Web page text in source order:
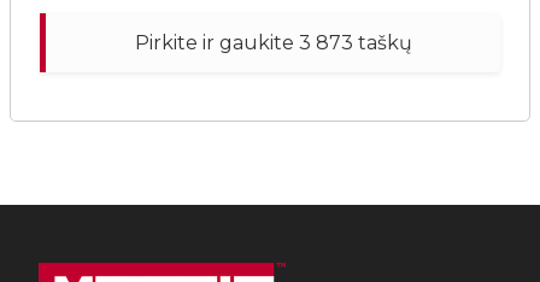
Pirkite ir gaukite 3 873 taškų